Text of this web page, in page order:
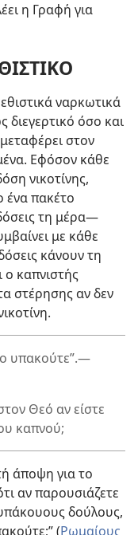
η Γραφή για
ναρκωτικά
όσο και
στον
Εφόσον κάθε
νικοτίνης,
ένα πακέτο
τη μέρα—
με κάθε
κάνουν τη
ο καπνιστής
στέρησης αν δεν
υπακούτε”.—
Θεό αν είστε
καπνού;
άποψη για το
αν παρουσιάζετε
δούλους,
(Ρωμαίους